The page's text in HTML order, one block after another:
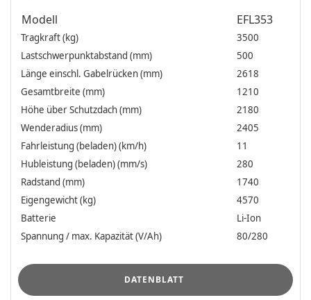
Modell EFL353
Tragkraft (kg)
3500
Lastschwerpunktabstand (mm)
500
Länge einschl. Gabelrücken (mm)
2618
Gesamtbreite (mm)
1210
Höhe über Schutzdach (mm)
2180
Wenderadius (mm)
2405
Fahrleistung (beladen) (km/h)
11
Hubleistung (beladen) (mm/s)
280
Radstand (mm)
1740
Eigengewicht (kg)
4570
Batterie
Li-Ion
Spannung / max. Kapazität (V/Ah)
80/280
DATENBLATT